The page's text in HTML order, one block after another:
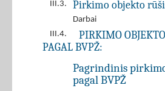
III.3. Pirkimo objekto
Darbai
III.4.
PIRKIMO
PAGAL BVPŽ:
Pagrindinis
pagal BVPŽ